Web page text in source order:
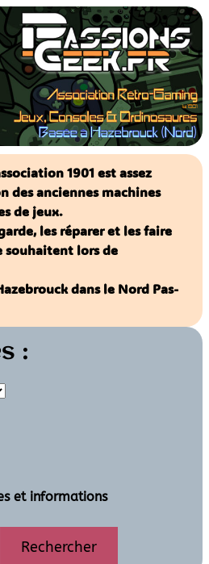
1901 est assez
des anciennes machines
de jeux.
les réparer et les faire
souhaitent lors de
dans le Nord Pas-
:
et informations
Rechercher